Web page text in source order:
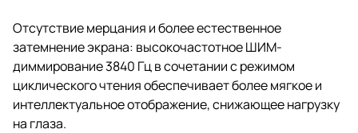
Отсутствие мерцания и более естественное
затемнение экрана: высокочастотное ШИМ-
диммирование 3840 Гц в сочетании с режимом
циклического чтения обеспечивает более мягкое и
интеллектуальное отображение, снижающее нагрузку
на глаза.